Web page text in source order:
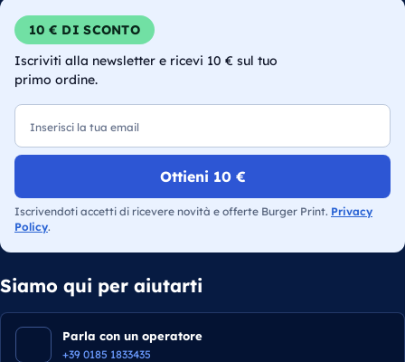
10 € DI SCONTO
Iscriviti alla newsletter e ricevi 10 € sul tuo
primo ordine.
Ottieni 10 €
Iscrivendoti accetti di ricevere novità e offerte Burger Print. Privacy
Policy.
Siamo qui per aiutarti
Parla con un operatore
+39 0185 1833435